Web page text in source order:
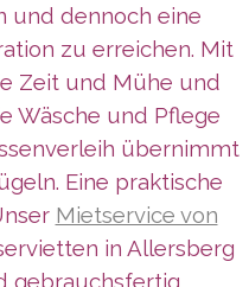
und dennoch eine
zu erreichen. Mit
Zeit und Mühe und
Wäsche und Pflege
übernimmt
Eine praktische
Mietservice von
in Allersberg
gebrauchsfertig.